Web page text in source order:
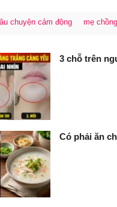
chuyện cảm động mẹ
3 chỗ trên
Có phải ăn